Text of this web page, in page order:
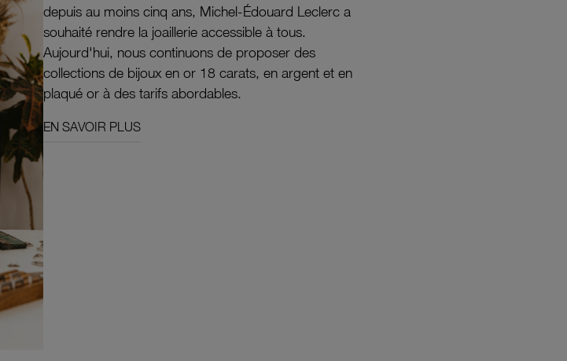
depuis au moins cinq ans, Michel-Édouard Leclerc a
souhaité rendre la joaillerie accessible à tous.
Aujourd'hui, nous continuons de proposer des
collections de bijoux en or 18 carats, en argent et en
plaqué or à des tarifs abordables.
EN SAVOIR PLUS